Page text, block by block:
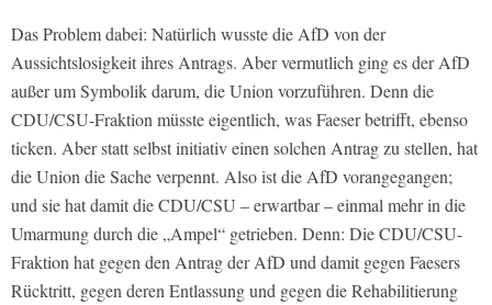
Das Problem dabei: Natürlich wusste die AfD von der
Aussichtslosigkeit ihres Antrags. Aber vermutlich ging es der AfD
außer um Symbolik darum, die Union vorzuführen. Denn die
CDU/CSU-Fraktion müsste eigentlich, was Faeser betrifft, ebenso
ticken. Aber statt selbst initiativ einen solchen Antrag zu stellen, hat
die Union die Sache verpennt. Also ist die AfD vorangegangen;
und sie hat damit die CDU/CSU – erwartbar – einmal mehr in die
Umarmung durch die „Ampel“ getrieben. Denn: Die CDU/CSU-
Fraktion hat gegen den Antrag der AfD und damit gegen Faesers
Rücktritt, gegen deren Entlassung und gegen die Rehabilitierung